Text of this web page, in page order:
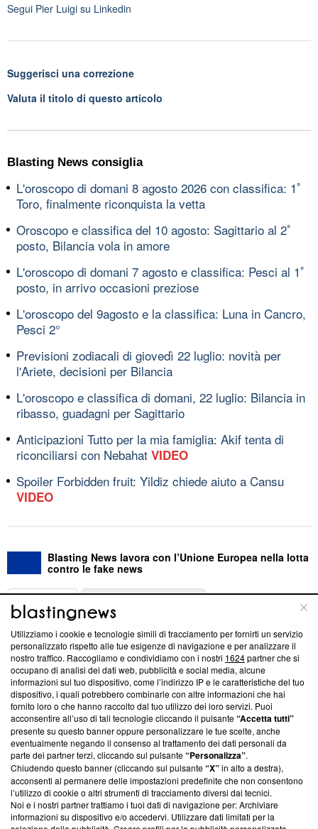
Segui Pier Luigi su Linkedin
Suggerisci una correzione
Valuta il titolo di questo articolo
Blasting News consiglia
L'oroscopo di domani 8 agosto 2026 con classifica: 1ﾟ
Toro, finalmente riconquista la vetta
Oroscopo e classifica del 10 agosto: Sagittario al 2ﾟ
posto, Bilancia vola in amore
L'oroscopo di domani 7 agosto e classifica: Pesci al 1ﾟ
posto, in arrivo occasioni preziose
L'oroscopo del 9agosto e la classifica: Luna in Cancro,
Pesci 2°
Previsioni zodiacali di giovedì 22 luglio: novità per
l'Ariete, decisioni per Bilancia
L'oroscopo e classifica di domani, 22 luglio: Bilancia in
ribasso, guadagni per Sagittario
Anticipazioni Tutto per la mia famiglia: Akif tenta di
riconciliarsi con Nebahat VIDEO
Spoiler Forbidden fruit: Yildiz chiede aiuto a Cansu
VIDEO
Blasting News lavora con l’Unione Europea nella lotta
contro le fake news
ABOUT
Questa sezione offre informazioni trasparenti su Blasting
News, sui nostri processi editoriali e su come ci impegniamo a
creare news di qualità. Inoltre, afferma la nostra aderenza a
‘Trust Project - News with Integrity’Blasting News non è
ancora membro del programma, ma ha richiesto di farne
parte; Trust Project non ha ancora effettuato una verifica di
conformità agli standard.
Su di noi
Team editoriale
Corporate
Utilizziamo i cookie e tecnologie simili di tracciamento per fornirti un servizio
personalizzato rispetto alle tue esigenze di navigazione e per analizzare il
nostro traffico. Raccogliamo e condividiamo con i nostri 1624partner che si
occupano di analisi dei dati web, pubblicità e social media, alcune
informazioni sul tuo dispositivo, come l’indirizzo IP e le caratteristiche del tuo
dispositivo, i quali potrebbero combinarle con altre informazioni che hai
fornito loro o che hanno raccolto dal tuo utilizzo dei loro servizi. Puoi
acconsentire all’uso di tali tecnologie cliccando il pulsante“Accetta tutti”
presente su questo banner oppure personalizzare le tue scelte, anche
eventualmente negando il consenso al trattamento dei dati personali da
parte dei partner terzi, cliccando sul pulsante“Personalizza”.
Chiudendo questo banner (cliccando sul pulsante“X”in alto a destra),
acconsenti al permanere delle impostazioni predefinite che non consentono
l’utilizzo di cookie o altri strumenti di tracciamento diversi dai tecnici.
Noi e i nostri partner trattiamo i tuoi dati di navigazione per: Archiviare
informazioni su dispositivo e/o accedervi. Utilizzare dati limitati per la